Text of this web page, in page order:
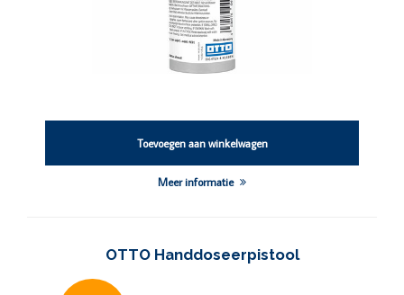
Toevoegen aan winkelwagen
Meer informatie
OTTO Handdoseerpistool